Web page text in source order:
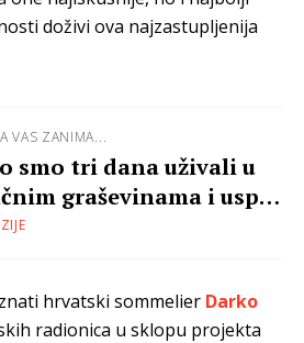
doživi ova najzastupljenija
VAS ZANIMA...
smo tri dana uživali u
graševinama i usput
puno naučili o toj sorti
hrvatski sommelier Darko
radionica u sklopu projekta